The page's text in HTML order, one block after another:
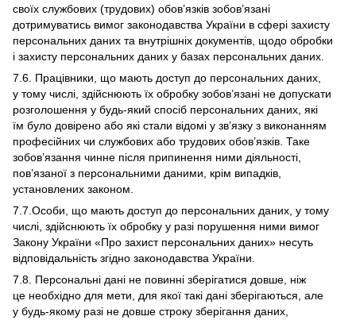
своїх службових (трудових) обов’язків зобов’язані
дотримуватись вимог законодавства України в сфері захисту
персональних даних та внутрішніх документів, щодо обробки
і захисту персональних даних у базах персональних даних.
7.6. Працівники, що мають доступ до персональних даних,
у тому числі, здійснюють їх обробку зобов’язані не допускати
розголошення у будь-який спосіб персональних даних, які
їм було довірено або які стали відомі у зв’язку з виконанням
професійних чи службових або трудових обов’язків. Таке
зобов’язання чинне після припинення ними діяльності,
пов’язаної з персональними даними, крім випадків,
установлених законом.
7.7.Особи, що мають доступ до персональних даних, у тому
числі, здійснюють їх обробку у разі порушення ними вимог
Закону України «Про захист персональних даних» несуть
відповідальність згідно законодавства України.
7.8. Персональні дані не повинні зберігатися довше, ніж
це необхідно для мети, для якої такі дані зберігаються, але
у будь-якому разі не довше строку зберігання даних,